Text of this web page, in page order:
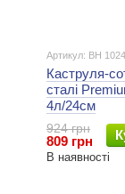
Артикул: BH 1024
Каструля-
сталі
4л/24см
924 грн
809 грн
В наявності